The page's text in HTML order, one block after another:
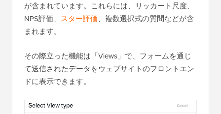
が含まれています。これらには、リッカート尺度、
NPS評価、 スター評価、複数選択式の質問などが含
まれます。
その際立った機能は「Views」で、フォームを通じ
て送信されたデータをウェブサイトのフロントエン
ドに表示できます。